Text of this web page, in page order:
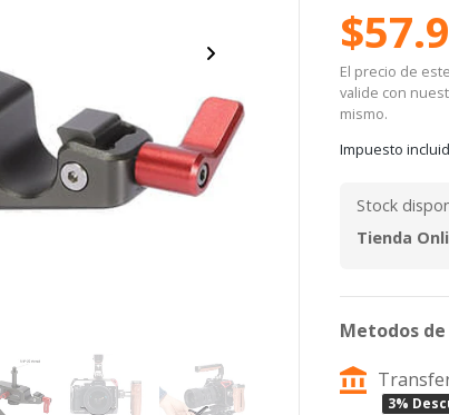
El precio de
valide con
mismo.
Impuesto
Stock
Tienda
Metodos
3%